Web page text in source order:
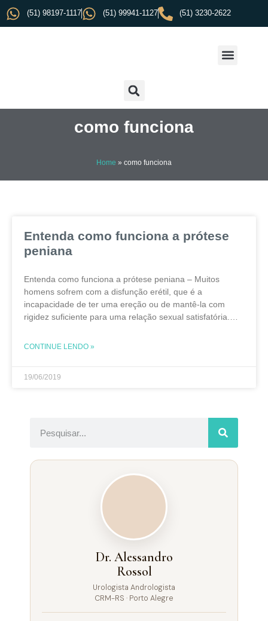
(51) 98197-1117 (51) 99941-1127 (51) 3230-2622
como funciona
Home » como funciona
Entenda como funciona a prótese
peniana
Entenda como funciona a prótese peniana – Muitos
homens sofrem com a disfunção erétil, que é a
incapacidade de ter uma ereção ou de mantê-la com
rigidez suficiente para uma relação sexual satisfatória.
CONTINUE LENDO »
19/06/2019
Dr. Alessandro
Rossol
Urologista Andrologista
CRM-RS · Porto Alegre